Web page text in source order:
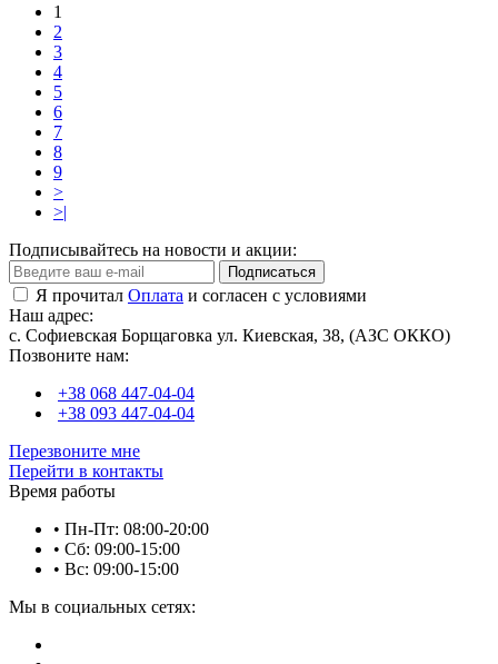
1
2
3
4
5
6
7
8
9
>
>|
Подписывайтесь на новости и акции:
Подписаться
Я прочитал Оплата и согласен с условиями
Наш адрес:
с. Софиевская Борщаговка ул. Киевская, 38, (АЗС ОККО)
Позвоните нам:
+38 068 447-04-04
+38 093 447-04-04
Перезвоните мне
Перейти в контакты
Время работы
• Пн-Пт: 08:00-20:00
• Сб: 09:00-15:00
• Вс: 09:00-15:00
Мы в социальных сетях: